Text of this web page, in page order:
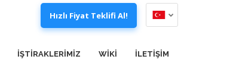
Hızlı Fiyat Teklifi Al!
İŞTİRAKLERİMİZ WIKI İLETİŞİM